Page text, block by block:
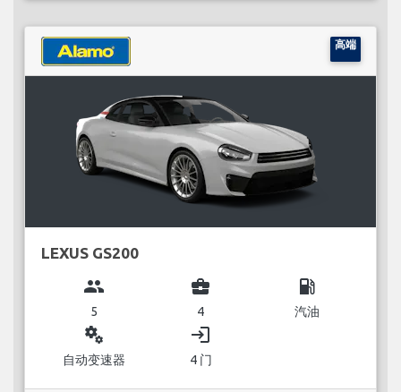
高端
LEXUS GS200
group
5
business_center
4
local_gas_station
汽油
miscellaneous_services
自动变速器
login
4 门